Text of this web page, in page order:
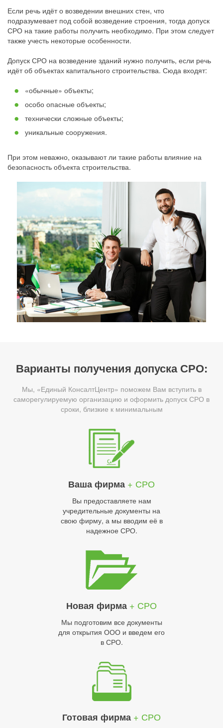
Если речь идёт о возведении внешних стен, что
подразумевает под собой возведение строения, тогда допуск
СРО на такие работы получить необходимо. При этом следует
также учесть некоторые особенности.
Допуск СРО на возведение зданий нужно получить, если речь
идёт об объектах капитального строительства. Сюда входят:
«обычные» объекты;
особо опасные объекты;
технически сложные объекты;
уникальные сооружения.
При этом неважно, оказывают ли такие работы влияние на
безопасность объекта строительства.
Варианты получения допуска СРО:
Мы, «Единый КонсалтЦентр» поможем Вам вступить в
саморегулируемую организацию и оформить допуск СРО в
сроки, близкие к минимальным
Ваша фирма + СРО
Вы предоставляете нам
учредительные документы на
свою фирму, а мы вводим её в
надежное СРО.
Новая фирма + СРО
Мы подготовим все документы
для открытия ООО и введем его
в СРО.
Готовая фирма + СРО